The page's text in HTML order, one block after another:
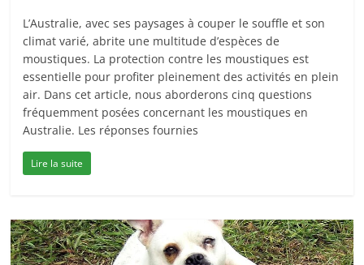
L’Australie, avec ses paysages à couper le souffle et son
climat varié, abrite une multitude d’espèces de
moustiques. La protection contre les moustiques est
essentielle pour profiter pleinement des activités en plein
air. Dans cet article, nous aborderons cinq questions
fréquemment posées concernant les moustiques en
Australie. Les réponses fournies
Lire la suite